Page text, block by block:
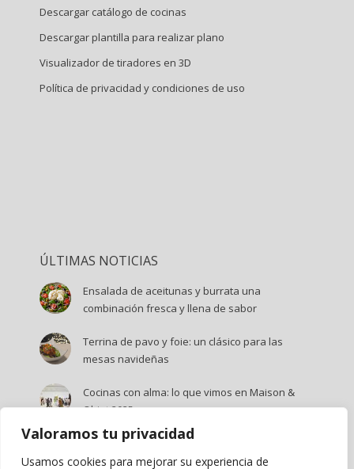
Valoramos tu privacidad
Usamos cookies para mejorar su experiencia de
in
in
in
in
Descargar catálogo de cocinas
Descargar plantilla para realizar plano
Visualizador de tiradores en 3D
Política de privacidad y condiciones de uso
ÚLTIMAS NOTICIAS
Ensalada de aceitunas y burrata una
combinación fresca y llena de sabor
Terrina de pavo y foie: un clásico para las
mesas navideñas
Cocinas con alma: lo que vimos en Maison &
Objet 2025
Mousse de mango y menta: el postre del
verano